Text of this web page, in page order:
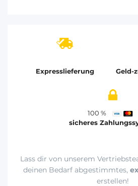
Expresslieferung Geld-
100 %
sicheres
Lass dir von unserem
deinen Bedarf abgestimmtes,
erstellen!